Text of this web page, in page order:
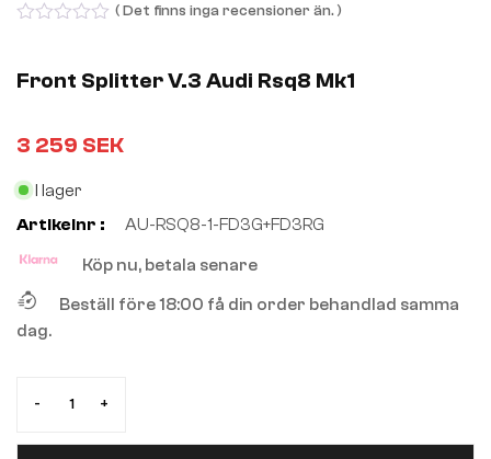
of
5
( Det finns inga recensioner än. )
Front Splitter V.3 Audi Rsq8 Mk1
3 259 SEK
I lager
Artikelnr :
AU-RSQ8-1-FD3G+FD3RG
Köp nu, betala senare
Beställ före 18:00 få din order behandlad samma
dag.
- +